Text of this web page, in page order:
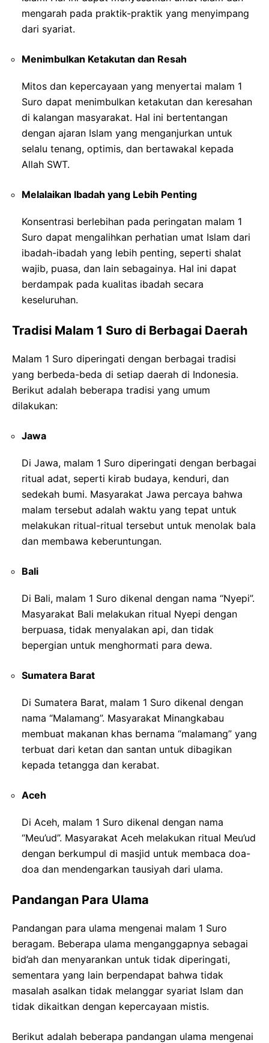
mengarah pada praktik-praktik yang menyimpang
dari syariat.
Menimbulkan Ketakutan dan Resah
Mitos dan kepercayaan yang menyertai malam 1
Suro dapat menimbulkan ketakutan dan keresahan
di kalangan masyarakat. Hal ini bertentangan
dengan ajaran Islam yang menganjurkan untuk
selalu tenang, optimis, dan bertawakal kepada
Allah SWT.
Melalaikan Ibadah yang Lebih Penting
Konsentrasi berlebihan pada peringatan malam 1
Suro dapat mengalihkan perhatian umat Islam dari
ibadah-ibadah yang lebih penting, seperti shalat
wajib, puasa, dan lain sebagainya. Hal ini dapat
berdampak pada kualitas ibadah secara
keseluruhan.
Tradisi Malam 1 Suro di Berbagai Daerah
Malam 1 Suro diperingati dengan berbagai tradisi
yang berbeda-beda di setiap daerah di Indonesia.
Berikut adalah beberapa tradisi yang umum
dilakukan:
Jawa
Di Jawa, malam 1 Suro diperingati dengan berbagai
ritual adat, seperti kirab budaya, kenduri, dan
sedekah bumi. Masyarakat Jawa percaya bahwa
malam tersebut adalah waktu yang tepat untuk
melakukan ritual-ritual tersebut untuk menolak bala
dan membawa keberuntungan.
Bali
Di Bali, malam 1 Suro dikenal dengan nama “Nyepi”.
Masyarakat Bali melakukan ritual Nyepi dengan
berpuasa, tidak menyalakan api, dan tidak
bepergian untuk menghormati para dewa.
Sumatera Barat
Di Sumatera Barat, malam 1 Suro dikenal dengan
nama “Malamang”. Masyarakat Minangkabau
membuat makanan khas bernama “malamang” yang
terbuat dari ketan dan santan untuk dibagikan
kepada tetangga dan kerabat.
Aceh
Di Aceh, malam 1 Suro dikenal dengan nama
“Meu’ud”. Masyarakat Aceh melakukan ritual Meu’ud
dengan berkumpul di masjid untuk membaca doa-
doa dan mendengarkan tausiyah dari ulama.
Pandangan Para Ulama
Pandangan para ulama mengenai malam 1 Suro
beragam. Beberapa ulama menganggapnya sebagai
bid’ah dan menyarankan untuk tidak diperingati,
sementara yang lain berpendapat bahwa tidak
masalah asalkan tidak melanggar syariat Islam dan
tidak dikaitkan dengan kepercayaan mistis.
Berikut adalah beberapa pandangan ulama mengenai